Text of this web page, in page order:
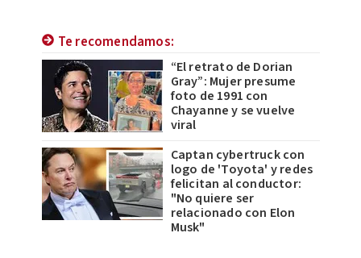
Te recomendamos:
“El retrato de Dorian
Gray”: Mujer presume
foto de 1991 con
Chayanne y se vuelve
viral
Captan cybertruck con
logo de 'Toyota' y redes
felicitan al conductor:
"No quiere ser
relacionado con Elon
Musk"